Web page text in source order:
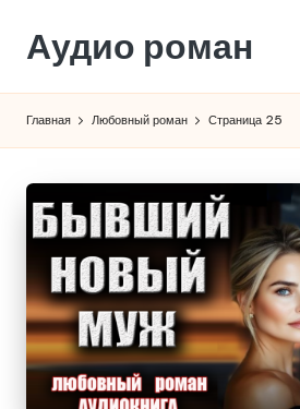
Перейти
содержимому
Аудио роман
Главная Любовный роман Страница 25